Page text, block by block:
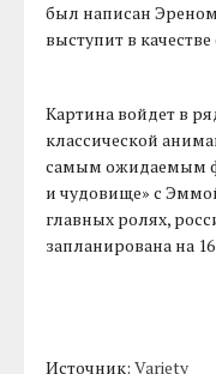
был написан
выступит в
Картина войдет в
классической
самым ожидаемым
и чудовище» с
главных ролях,
запланирована на
Источник:Variety